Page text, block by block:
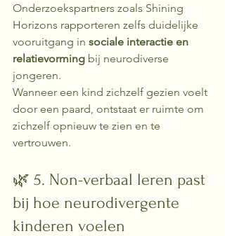
Onderzoekspartners zoals Shining
Horizons rapporteren zelfs duidelijke
vooruitgang in sociale interactie en
relatievorming bij neurodiverse
jongeren.
Wanneer een kind zichzelf gezien voelt
door een paard, ontstaat er ruimte om
zichzelf opnieuw te zien en te
vertrouwen.
🌿 5. Non-verbaal leren past
bij hoe neurodivergente
kinderen voelen